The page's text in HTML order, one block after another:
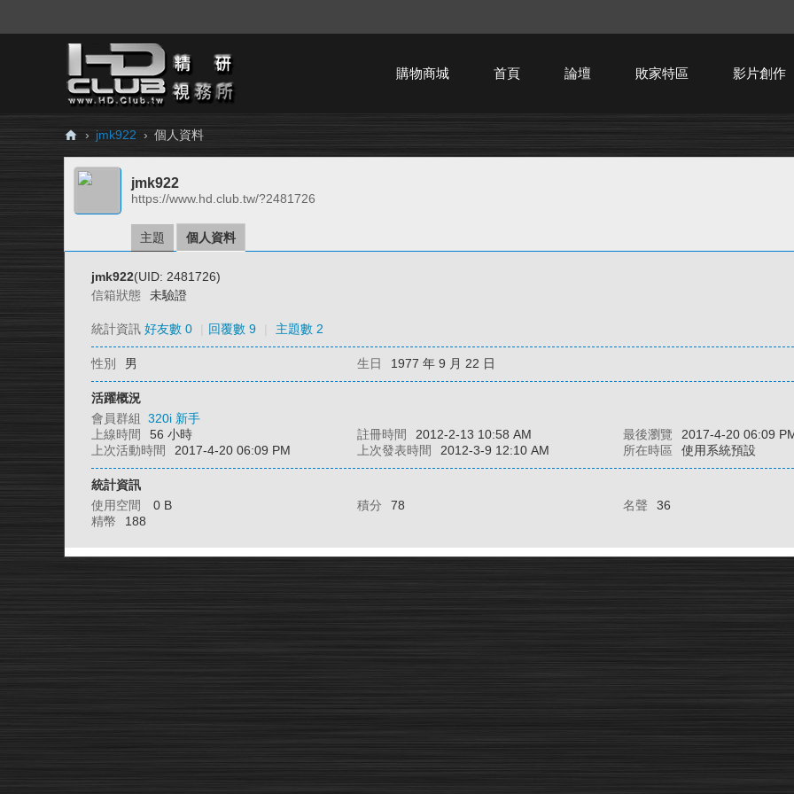
購物商城 首頁 論壇 敗家特區 影片創作
H
Cl
› jmk922 › 個人資料
jmk922
https://www.hd.club.tw/?2481726
主題 個人資料
jmk922(UID: 2481726)
信箱狀態
未驗證
統計資訊 好友數 0 回覆數 9 主題數 2
性別 男 生日 1977 年 9 月 22 日
活躍概況
會員群組 320i 新手
上線時間
56 小時 註冊時間 2012-2-13 10:58 AM 最後瀏覽
2017-4-20 06:09
上次活動時間
2017-4-20 06:09 PM 上次發表時間 2012-3-9 12:10 AM 所在時區 使用系統預設
統計資訊
使用空間
0 B 積分 78 名聲
36
精幣
188